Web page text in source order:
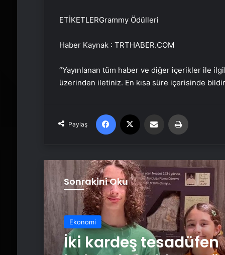
ETİKETLERGrammy Ödülleri
Haber Kaynak : TRTHABER.COM
“Yayınlanan tüm haber ve diğer içerikler ile
üzerinden iletiniz. En kısa süre içerisinde
Paylaş
Facebook Email'den paylaş
Sonrakini Oku
Ekonomi
İki kardeş tesadüfen